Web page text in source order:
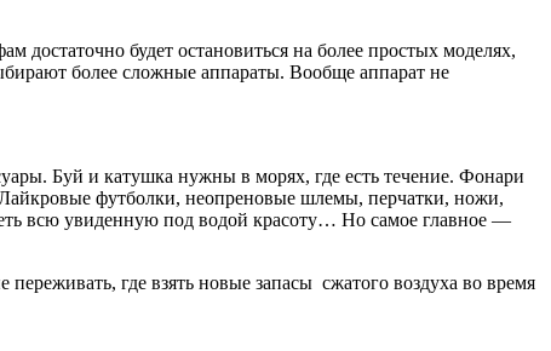
будет остановиться на более простых моделях,
более сложные аппараты. Вообще аппарат не
Буй и катушка нужны в морях, где есть течение. Фонари
футболки, неопреновые шлемы, перчатки, ножи,
всю увиденную под водой красоту… Но самое главное —
где взять новые запасы сжатого воздуха во время